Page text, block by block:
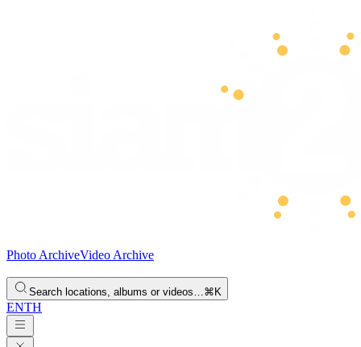
Photo ArchiveVideo Archive
Search locations, albums or videos…⌘K
ENTH